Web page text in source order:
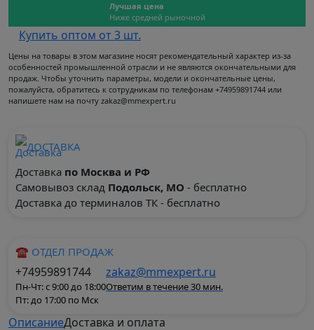
Лучшая цена
Ниже средней рыночной
Купить оптом от 3 шт.
Цены на товары в этом магазине носят рекомендательный характер из-за
особенностей промышленной отрасли и не являются окончательными для
продаж. Чтобы уточнить параметры, модели и окончательные цены,
пожалуйста, обратитесь к сотрудникам по телефонам +74959891744 или
напишете нам на почту zakaz@mmexpert.ru
ДОСТАВКА
Доставка по Москва и РФ
Самовывоз склад Подольск, МО - бесплатно
Доставка до терминалов ТК - бесплатно
☎ ОТДЕЛ ПРОДАЖ
+74959891744
Пн-Чт: с 9:00 до 18:00
Пт: до 17:00 по Мск
zakaz@mmexpert.ru
Ответим в течение 30 мин.
ОписаниеДоставка и оплата